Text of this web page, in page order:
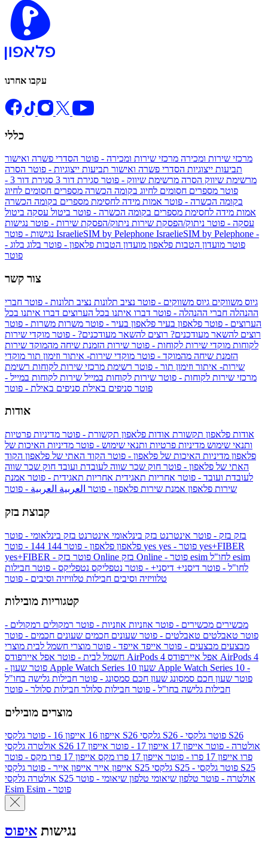
עקבו אחרנו
כללי
מרכזי שירות ומכירה מרכזי שירות ומכירה - פוטר הסדרי פשרה ואישור
תביעות ייצוגיות הסדרי פשרה ואישור תביעות ייצוגיות - פוטר הסרה
מרשימת שיווק הסרה מרשימת שיווק - פוטר סגירת דור 3
סגירת דור 3 -
פוטר מספרים חסומים לחיוג בקומה הכשרה מספרים חסומים לחיוג
בקומה הכשרה - פוטר אמות מידה לחסימת מספרים בקומה הכשרה
אמות מידה לחסימת מספרים בקומה הכשרה - פוטר ביטול עסקה ביטול
עסקה - פוטר ניתוק/הפסקת שירות ניתוק/הפסקת שירות - פוטר נגישות
IsraelieSIM by Pelephone IsraelieSIM by Pelephone -
פוטר מועדון הטבות פלאפון מועדון הטבות פלאפון - פוטר בלוג בלוג -
פוטר
צור קשר
גיוס משווקים גיוס משווקים - פוטר נציב תלונות נציב תלונות - פוטר חברי
ההנהלה חברי ההנהלה - פוטר דברו איתנו בכל הערוצים דברו איתנו בכל
הערוצים - פוטר פלאפון בעיר פלאפון בעיר - פוטר משרות משרות - פוטר
רוצים להשאר מעודכנים? רוצים להשאר מעודכנים? - פוטר מוקדי שירות
לקוחות מוקדי שירות לקוחות - פוטר שירות הזמנת שיחה מהמוקד שירות
הזמנת שיחה מהמוקד - פוטר מוקדי שירות- איתור וזימון תור מוקדי
שירות- איתור וזימון תור - פוטר רשימת מרכזי שירות לקוחות רשימת
מרכזי שירות לקוחות - פוטר שירות לקוחות במייל שירות לקוחות במייל -
פוטר סניפים באילת סניפים באילת - פוטר
אודות
אודות פלאפון תקשורת אודות פלאפון תקשורת - פוטר מדיניות פרטיות
ותנאי שימוש מדיניות פרטיות ותנאי שימוש - פוטר מדיניות האיכות של
פלאפון מדיניות האיכות של פלאפון - פוטר הקוד האתי של פלאפון הקוד
האתי של פלאפון - פוטר חוק שכר שווה לעובדת ועובד חוק שכר שווה
לעובדת ועובד - פוטר אחריות תאגידית אחריות תאגידית - פוטר אמנת
שירות פלאפון אמנת שירות פלאפון - פוטר العربية العربية - פוטר
קבוצת בזק
בזק בזק - פוטר אינטרנט בזק בינלאומי אינטרנט בזק בינלאומי - פוטר
פלאפון פלאפון - פוטר 144 yes
yes+FIBER
yes+FIBER - פוטר בזק Online
esim
לחו"ל - פוטר דיסני+ דיסני+ - פוטר נטפליקס נטפליקס - פוטר חבילות
טלוויזיה וסיבים חבילות טלוויזיה וסיבים - פוטר
קטגוריות מובילות
מכשירים מכשירים - פוטר אוזניות אוזניות - פוטר רמקולים רמקולים -
פוטר טאבלטים טאבלטים - פוטר שעונים חכמים שעונים חכמים - פוטר
מבצעים מבצעים - פוטר אייפד אייפד - פוטר מוצרי חשמל לבית מוצרי
חשמל לבית - פוטר אפל איירפודס AirPods 4 אפל איירפודס AirPods 4
- פוטר שעון Apple Watch Series 10 שעון Apple Watch Series 10 -
פוטר שעון חכם סמסונג שעון חכם סמסונג - פוטר חבילות גלישה בחו"ל
חבילות גלישה בחו"ל - פוטר חבילות סלולר חבילות סלולר - פוטר
מוצרים מובילים
אייפון 16 אייפון 16 - פוטר גלקסי S26 גלקסי S26 - פוטר גלקסי S26
אולטרה
גלקסי S26 אולטרה - פוטר אייפון 17 אייפון 17 - פוטר
אייפון 17
פרו אייפון 17 פרו - פוטר אייפון 17 פרו מקס
אייפון 17 פרו מקס - פוטר
אייפון אייר אייפון אייר - פוטר גלקסי S25 גלקסי S25 - פוטר גלקסי S25
אולטרה
גלקסי S25 אולטרה - פוטר טלפון שיאומי טלפון שיאומי - פוטר
Esim
Esim - פוטר
נגישות איפוס